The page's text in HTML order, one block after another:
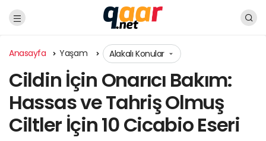
Anasayfa Yaşam Alakalı Konular
Cildin İçin Onarıcı Bakım:
Hassas ve Tahriş Olmuş
Ciltler İçin 10 Cicabio Eseri